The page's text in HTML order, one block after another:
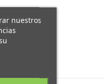
nuestros